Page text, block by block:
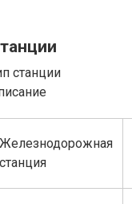
станции
Железнодорожная
станция